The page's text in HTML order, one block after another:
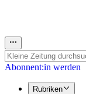
Abonnent:in werden
Rubriken